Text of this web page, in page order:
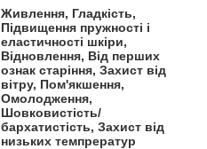
Живлення, Гладкість,
Підвищення пружності і
еластичності шкіри,
Відновлення, Від перших
ознак старіння, Захист від
вітру, Пом'якшення,
Омолодження,
Шовковистість/
бархатистість, Захист від
низьких темпрератур